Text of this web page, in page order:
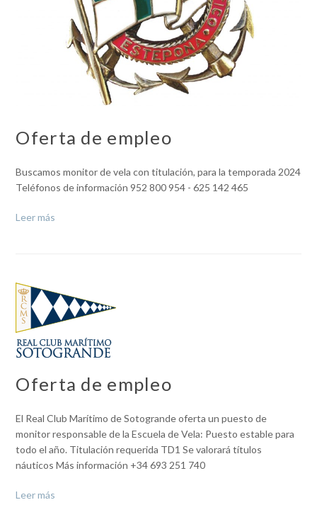
Oferta de empleo
Buscamos monitor de vela con titulación, para la temporada 2024
Teléfonos de información 952 800 954 - 625 142 465
Leer más
Oferta de empleo
El Real Club Marítimo de Sotogrande oferta un puesto de
monitor responsable de la Escuela de Vela: Puesto estable para
todo el año. Titulación requerida TD1 Se valorará títulos
náuticos Más información +34 693 251 740
Leer más